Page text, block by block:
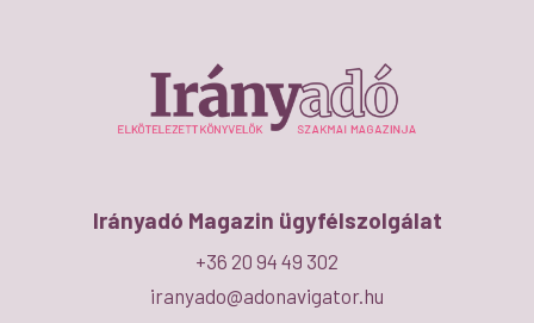
Irányadó Magazin ügyfélszolgálat
+36 20 94 49 302
iranyado@adonavigator.hu